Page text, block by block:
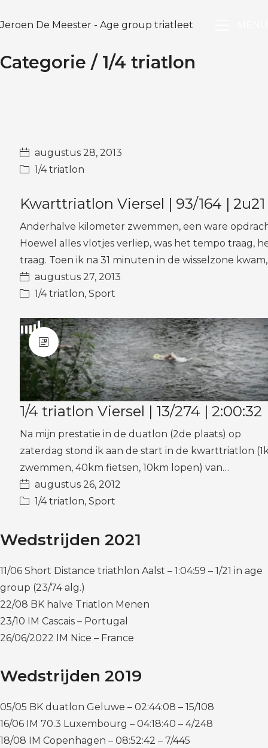
Jeroen De Meester - Age group triatleet
Categorie / 1/4 triatlon
augustus 28, 2013
1/4 triatlon
Kwarttriatlon Viersel | 93/164 | 2u21
Anderhalve kilometer zwemmen, een ware
Hoewel alles vlotjes verliep, was het tempo traag,
traag. Toen ik na 31 minuten in de wisselzone
augustus 27, 2013
1/4 triatlon, Sport
1/4 triatlon Viersel | 13/274 | 2:00:32
Na mijn prestatie in de duatlon (2de plaats) op
zaterdag stond ik aan de start in de kwarttriatlon
zwemmen, 40km fietsen, 10km lopen) van…
augustus 26, 2012
1/4 triatlon, Sport
Wedstrijden 2021
11/06 Short Distance triathlon Aalst – 1:04:59 – 1/21 in age
group (23/74 alg.)
22/08 BK halve Triatlon Menen
23/10 IM Cascais – Portugal
26/06/2022 IM Nice – France
Wedstrijden 2019
05/05 BK duatlon Geluwe – 02:44:08 – 15/108
16/06 IM 70.3 Luxembourg – 04:18:40 – 4/248
18/08 IM Copenhagen – 08:52:42 – 7/445